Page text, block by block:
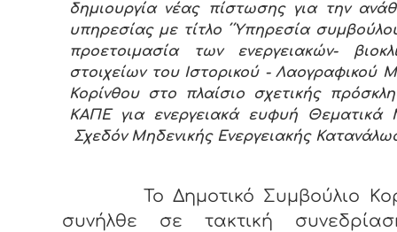
δημιουργία νέας πίστωσης για την
υπηρεσίας με τίτλο ΄΄Υπηρεσία
προετοιμασία των ενεργειακών-
στοιχείων του Ιστορικού - Λαογραφικού
Κορίνθου στο πλαίσιο σχετικής
ΚΑΠΕ για ενεργειακά ευφυή Θεματικά
Σχεδόν Μηδενικής Ενεργειακής
Το Δημοτικό Συμβούλιο
συνήλθε σε τακτική